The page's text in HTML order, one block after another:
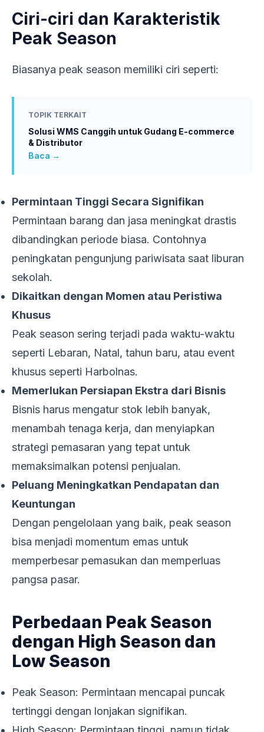
Ciri-ciri dan Karakteristik
Peak Season
Biasanya peak season memiliki ciri seperti:
TOPIK TERKAIT
Solusi WMS Canggih untuk Gudang E-commerce
& Distributor
Baca →
Permintaan Tinggi Secara Signifikan
Permintaan barang dan jasa meningkat drastis
dibandingkan periode biasa. Contohnya
peningkatan pengunjung pariwisata saat liburan
sekolah.
Dikaitkan dengan Momen atau Peristiwa
Khusus
Peak season sering terjadi pada waktu-waktu
seperti Lebaran, Natal, tahun baru, atau event
khusus seperti Harbolnas.
Memerlukan Persiapan Ekstra dari Bisnis
Bisnis harus mengatur stok lebih banyak,
menambah tenaga kerja, dan menyiapkan
strategi pemasaran yang tepat untuk
memaksimalkan potensi penjualan.
Peluang Meningkatkan Pendapatan dan
Keuntungan
Dengan pengelolaan yang baik, peak season
bisa menjadi momentum emas untuk
memperbesar pemasukan dan memperluas
pangsa pasar.
Perbedaan Peak Season
dengan High Season dan
Low Season
Peak Season: Permintaan mencapai puncak
tertinggi dengan lonjakan signifikan.